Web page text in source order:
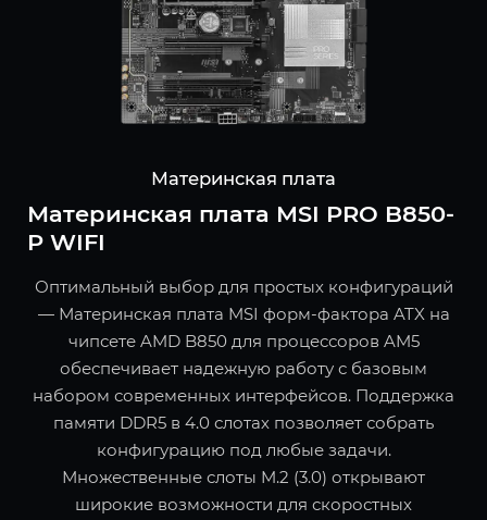
Материнская плата
Материнская плата MSI PRO B850-
P WIFI
Оптимальный выбор для простых конфигураций
— Материнская плата MSI форм-фактора ATX на
чипсете AMD B850 для процессоров AM5
обеспечивает надежную работу с базовым
набором современных интерфейсов. Поддержка
памяти DDR5 в 4.0 слотах позволяет собрать
конфигурацию под любые задачи.
Множественные слоты M.2 (3.0) открывают
широкие возможности для скоростных